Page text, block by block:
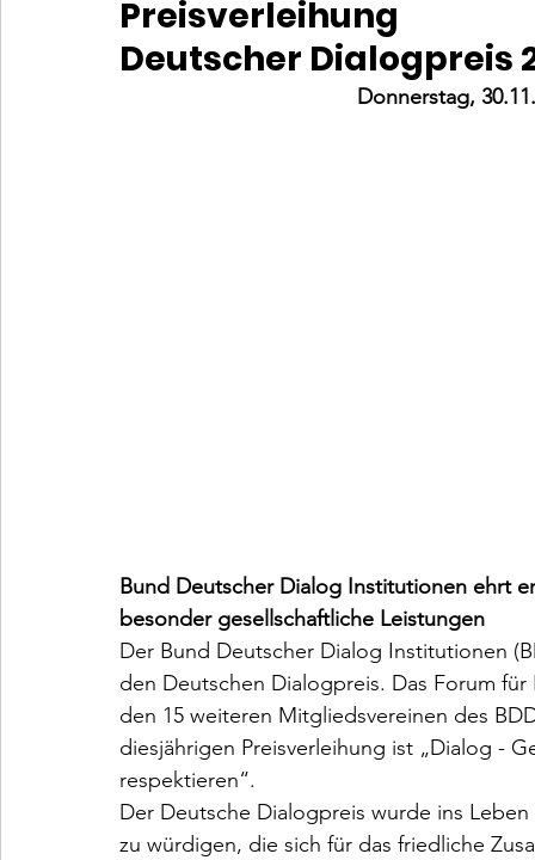
Preisverleihung
Deutscher Dialogpreis
Donnerstag,
Bund Deutscher Dialog Institutionen ehrt
besonder gesellschaftliche Leistungen
Der Bund Deutscher Dialog Institutionen
den Deutschen Dialogpreis. Das Forum
den 15 weiteren Mitgliedsvereinen des
diesjährigen Preisverleihung ist „Dialog -
respektieren“.
Der Deutsche Dialogpreis wurde ins
zu würdigen, die sich für das friedliche